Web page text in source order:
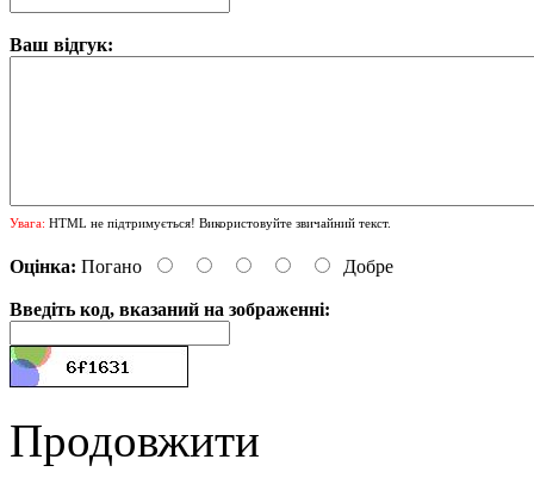
Ваш відгук:
Увага: HTML не підтримується! Використовуйте звичайний текст.
Оцінка: Погано Добре
Введіть код, вказаний на зображенні:
Продовжити